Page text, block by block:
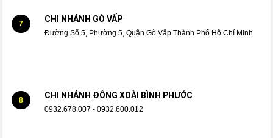
7 CHI NHÁNH GÒ VẤP
Đường Số 5, Phường 5, Quận Gò Vấp Thành Phố Hồ Chí MInh
8 CHI NHÁNH ĐỒNG XOÀI BÌNH PHƯỚC
0932.678.007 - 0932.600.012